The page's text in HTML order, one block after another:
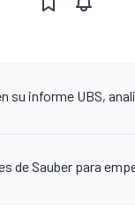
su informe UBS,
de Sauber para